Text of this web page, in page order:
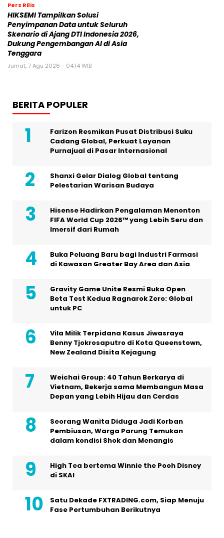
Pers Rilis
HIKSEMI Tampilkan Solusi
Penyimpanan Data untuk Seluruh
Skenario di Ajang DTI Indonesia 2026,
Dukung Pengembangan AI di Asia
Tenggara
Jumat, 7 Agu 2026 - 04:14 WIB
BERITA POPULER
Farizon Resmikan Pusat Distribusi Suku
Cadang Global, Perkuat Layanan
Purnajual di Pasar Internasional
Shanxi Gelar Dialog Global tentang
Pelestarian Warisan Budaya
Hisense Hadirkan Pengalaman Menonton
FIFA World Cup 2026™ yang Lebih Seru dan
Imersif dari Rumah
Buka Peluang Baru bagi Industri Farmasi
di Kawasan Greater Bay Area dan Asia
Gravity Game Unite Resmi Buka Open
Beta Test Kedua Ragnarok Zero: Global
untuk PC
Vila Milik Terpidana Kasus Jiwasraya
Benny Tjokrosaputro di Kota Queenstown,
New Zealand Disita Kejagung
Weichai Group: 40 Tahun Berkarya di
Vietnam, Bekerja sama Membangun Masa
Depan yang Lebih Hijau dan Cerdas
Seorang Wanita Diduga Jadi Korban
Pembiusan, Warga Parung Temukan
dalam kondisi Shok dan Menangis
High Tea bertema Winnie the Pooh Disney
di SKAI
Satu Dekade FXTRADING.com, Siap Menuju
Fase Pertumbuhan Berikutnya